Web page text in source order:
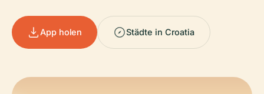
App holen Städte in Croatia